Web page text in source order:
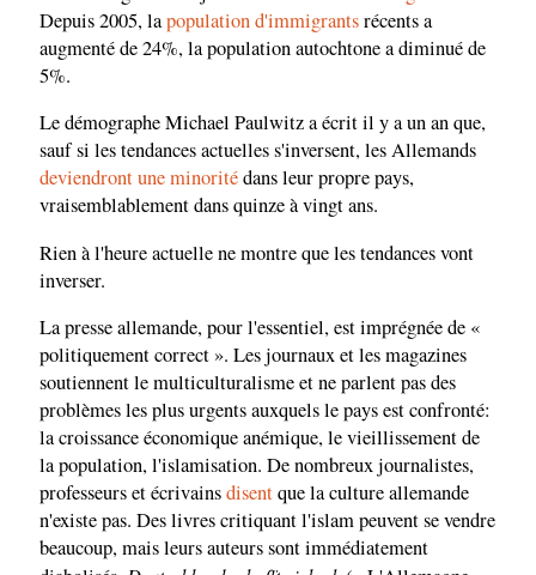
Depuis 2005, lapopulation d'immigrantsrécents a
augmenté de 24%, la population autochtone a diminué de
5%.
Le démographe Michael Paulwitz a écrit il y a un an que,
sauf si les tendances actuelles s'inversent, les Allemands
deviendront une minoritédans leur propre pays,
vraisemblablement dans quinze à vingt ans.
Rien à l'heure actuelle ne montre que les tendances vont
inverser.
La presse allemande, pour l'essentiel, est imprégnée de «
politiquement correct ». Les journaux et les magazines
soutiennent le multiculturalisme et ne parlent pas des
problèmes les plus urgents auxquels le pays est confronté:
la croissance économique anémique, le vieillissement de
la population, l'islamisation. De nombreux journalistes,
professeurs et écrivainsdisentque la culture allemande
n'existe pas. Des livres critiquant l'islam peuvent se vendre
beaucoup, mais leurs auteurs sont immédiatement